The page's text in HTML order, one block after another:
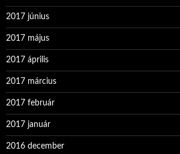
2017 június
2017 május
2017 április
2017 március
2017 február
2017 január
2016 december